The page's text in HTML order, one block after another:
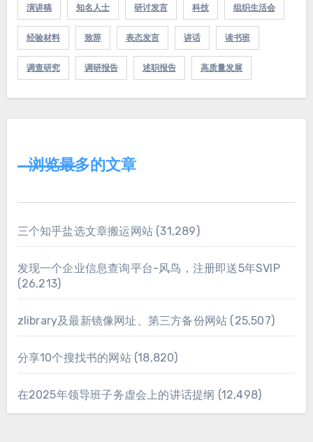
演讲稿 知名人士 研讨发言 科技 组织生活会
经验材料 致辞 表态发言 讲话 读书班
调查研究 调研报告 述职报告 高质量发展
浏览最多的文章
三个知乎盐选文章搬运网站 (31,289)
发现一个企业信息查询平台-风鸟，注册即送5年SVIP
(26,213)
zlibrary及最新镜像网址、第三方备份网站 (25,507)
分享10个搜找书的网站 (18,820)
在2025年领导班子务虚会上的讲话提纲 (12,498)